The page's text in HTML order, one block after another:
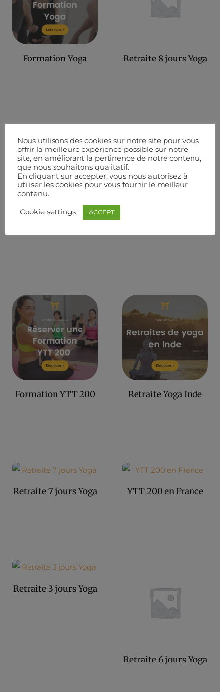
Formation Yoga Retraite 8 jours Yoga
Formation YTT 200 Retraite Yoga Inde
Retraite 7 jours Yoga YTT 200 en France
Retraite 3 jours Yoga
Retraite 6 jours Yoga
Nous utilisons des cookies sur notre site pour vous
offrir la meilleure expérience possible sur notre
site, en améliorant la pertinence de notre contenu,
que nous souhaitons qualitatif.
En cliquant sur accepter, vous nous autorisez à
utiliser les cookies pour vous fournir le meilleur
contenu.
Cookie settings ACCEPT